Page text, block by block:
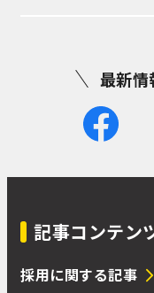
最新情
記事コンテン
採用に関する記事